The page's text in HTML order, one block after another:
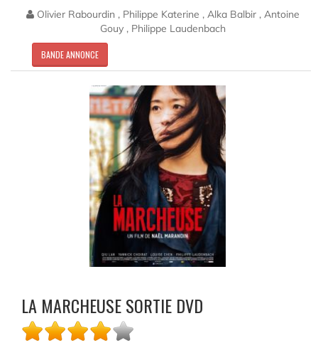
Olivier Rabourdin , Philippe Katerine , Alka Balbir , Antoine
Gouy , Philippe Laudenbach
BANDE ANNONCE
LA MARCHEUSE SORTIE DVD